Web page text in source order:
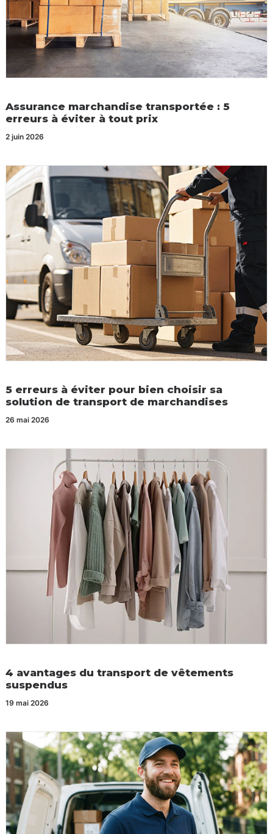
Assurance marchandise transportée : 5
erreurs à éviter à tout prix
2 juin 2026
5 erreurs à éviter pour bien choisir sa
solution de transport de marchandises
26 mai 2026
4 avantages du transport de vêtements
suspendus
19 mai 2026